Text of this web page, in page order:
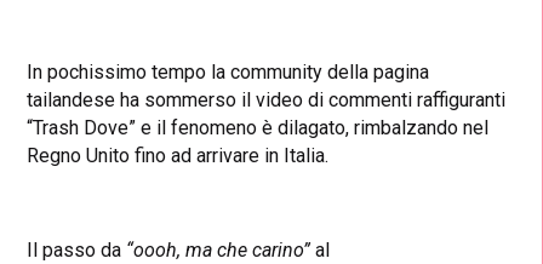
In pochissimo tempo la community della pagina
tailandese ha sommerso il video di commenti raffiguranti
“Trash Dove” e il fenomeno è dilagato, rimbalzando nel
Regno Unito fino ad arrivare in Italia.
Il passo da “oooh, ma che carino” al